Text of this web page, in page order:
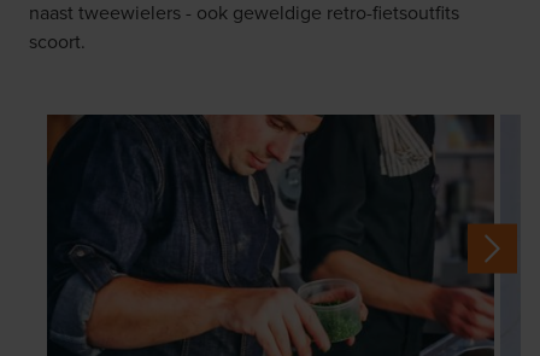
naast tweewielers - ook geweldige retro-fietsoutfits
scoort.